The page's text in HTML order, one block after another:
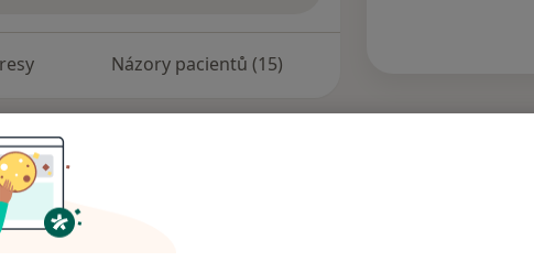
Názory pacientů (15)